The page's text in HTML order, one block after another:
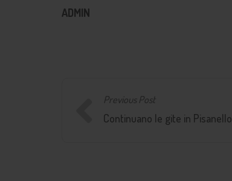
ADMIN
Previous Post
Continuano le gite in Pisanello.